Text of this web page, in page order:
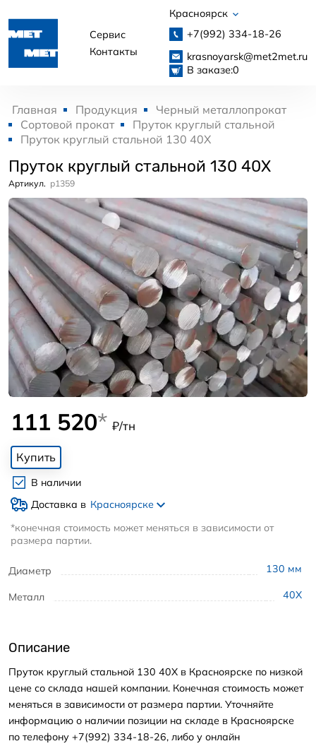
Сервис
Контакты
Красноярск
+7(992) 334-18-26
krasnoyarsk@met2met.ru
В заказе:0
Главная Продукция
Черный металлопрокат
Сортовой прокат
Пруток круглый стальной
Пруток круглый стальной 130 40Х
Пруток круглый стальной 130 40Х
Артикул. p1359
Диаметр 130 мм
Металл 40Х
111 520* ₽/тн
Купить
В наличии
Доставка в Красноярске
*конечная стоимость может меняться в зависимости от
размера партии.
Описание
Пруток круглый стальной 130 40Х в Красноярске по низкой
цене со склада нашей компании. Конечная стоимость может
меняться в зависимости от размера партии. Уточняйте
информацию о наличии позиции на складе в Красноярске
по телефону +7(992) 334-18-26, либо у онлайн